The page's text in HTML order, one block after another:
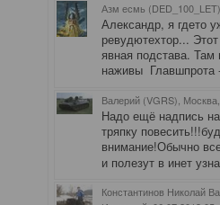
Азм есмь
Александр, я гдето
ревудютехтор...
явная подстава. Там
наживы Главшпрота
Валерий (VGRS), Москва
Надо ещё надпись
тряпку
внимание!Обычно
и полезут в инет
Константинов Николай